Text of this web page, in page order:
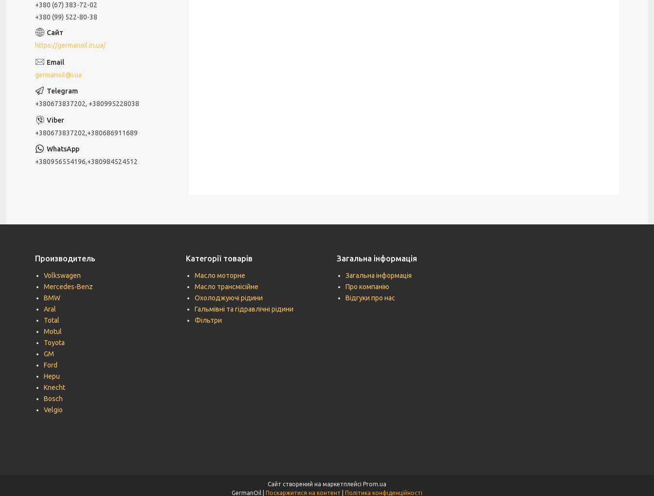
+380 (67) 383-72-02
+380 (99) 522-80-38
https://germanoil.in.ua/
germanoil@i.ua
+380673837202, +380995228038
+380673837202,+380686911689
+380956554196,+380984524512
Производитель
Volkswagen
Mercedes-Benz
BMW
Aral
Total
Motul
Toyota
GM
Ford
Hepu
Knecht
Bosch
Velgio
Категорії товарів
Масло моторне
Масло трансмісійне
Охолоджуючі рідини
Гальмівні та гідравлічні рідини
Фільтри
Загальна інформація
Загальна інформація
Про компанію
Відгуки про нас
Сайт створений на маркетплейсі Prom.ua
Поскаржитися на контент Політика конфіденційності